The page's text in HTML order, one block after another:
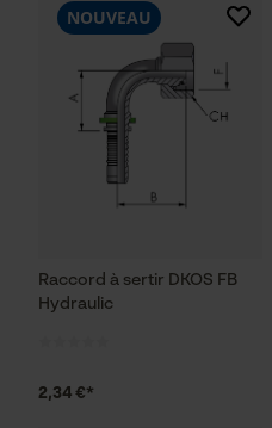
Raccord à sertir DKOS FB
Hydraulic
NOUVEAU
2,34 €*